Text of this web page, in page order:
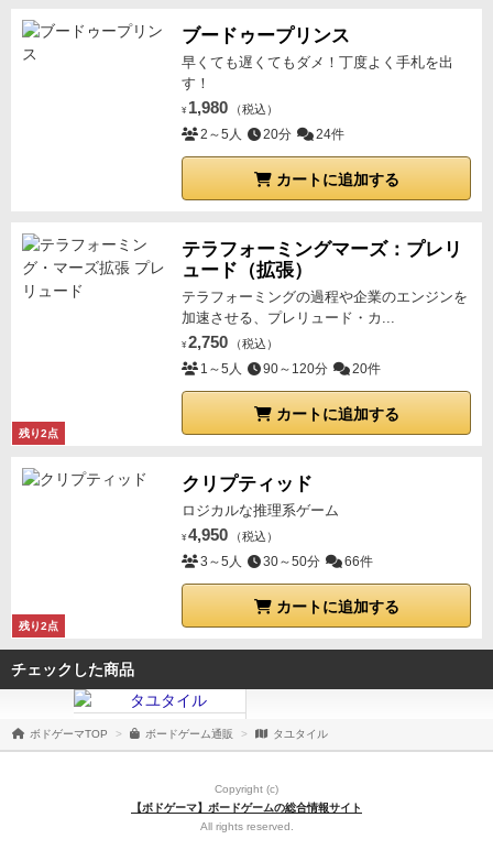
ブードゥープリンス
早くても遅くてもダメ！丁度よく手札を出
す！
¥ 1,980 （税込）
2～5人 20分 24件
カートに追加する
残り2点
テラフォーミングマーズ：プレリ
ュード（拡張）
テラフォーミングの過程や企業のエンジンを
加速させる、プレリュード・カ...
¥ 2,750 （税込）
1～5人 90～120分 20件
カートに追加する
残り2点
クリプティッド
ロジカルな推理系ゲーム
¥ 4,950 （税込）
3～5人 30～50分 66件
カートに追加する
チェックした商品
ボドゲーマTOP ボードゲーム通販 タユタイル
Copyright (c)
【ボドゲーマ】ボードゲームの総合情報サイト
All rights reserved.